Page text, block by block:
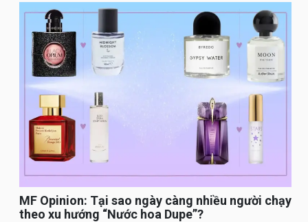
MF Opinion: Tại sao ngày càng nhiều người chạy
theo xu hướng “Nước hoa Dupe”?